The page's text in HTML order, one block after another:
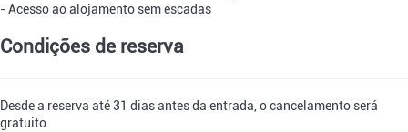
- Acesso ao alojamento sem escadas
Condições de reserva
Desde a reserva até 31 dias antes da entrada, o cancelamento será
gratuito